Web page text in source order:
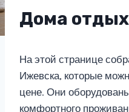
Дома
На этой странице
Ижевска, которые
цене. Они
комфортного